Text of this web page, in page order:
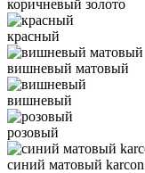
коричневый золото
красный
вишневый матовый
вишневый
розовый
синий матовый karcon